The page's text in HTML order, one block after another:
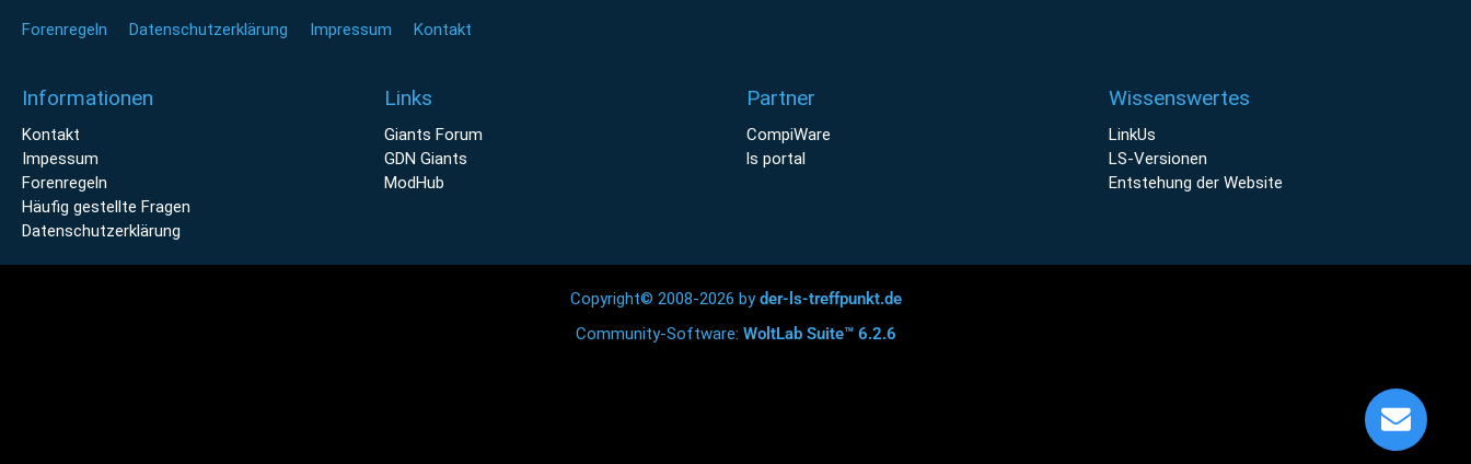
Forenregeln Datenschutzerklärung Impressum Kontakt
Informationen
Kontakt
Impessum
Forenregeln
Häufig gestellte Fragen
Datenschutzerklärung
Links
Giants Forum
GDN Giants
ModHub
Partner
CompiWare
ls portal
Wissenswertes
LinkUs
LS-Versionen
Entstehung der Website
Copyright© 2008-2026 byder-ls-treffpunkt.de
Community-Software: WoltLab Suite™ 6.2.6